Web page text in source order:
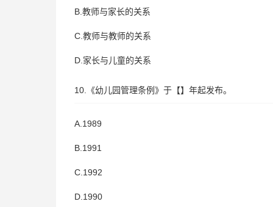
B.教师与家长的关系
C.教师与教师的关系
D.家长与儿童的关系
10.《幼儿园管理条例》于【】年起发布。
A.1989
B.1991
C.1992
D.1990